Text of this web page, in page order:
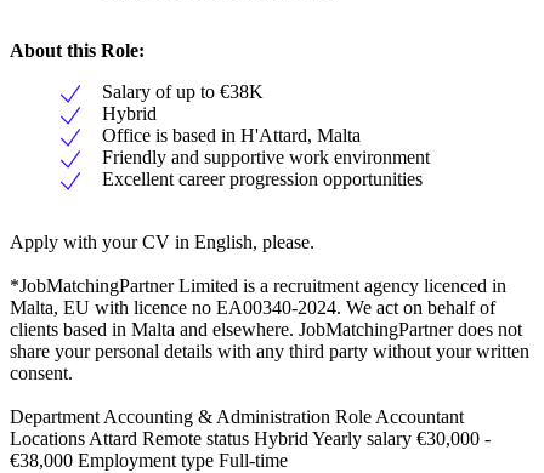
About this Role:
Salary of up to €38K
Hybrid
Office is based in H'Attard, Malta
Friendly and supportive work environment
Excellent career progression opportunities
Apply with your CV in English, please.
*JobMatchingPartner Limited is a recruitment agency licenced in
Malta, EU with licence no EA00340-2024. We act on behalf of
clients based in Malta and elsewhere. JobMatchingPartner does not
share your personal details with any third party without your written
consent.
Department Accounting & Administration Role Accountant
Locations Attard Remote status Hybrid Yearly salary €30,000 -
€38,000 Employment type Full-time